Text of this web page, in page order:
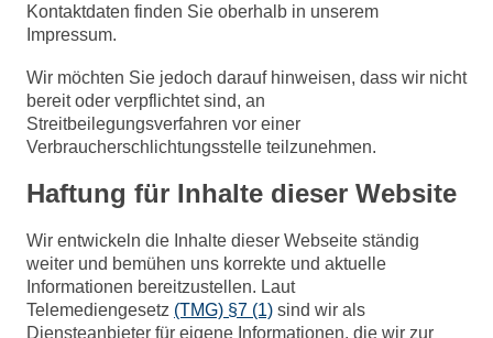
Kontaktdaten finden Sie oberhalb in unserem
Impressum.
Wir möchten Sie jedoch darauf hinweisen, dass wir nicht
bereit oder verpflichtet sind, an
Streitbeilegungsverfahren vor einer
Verbraucherschlichtungsstelle teilzunehmen.
Haftung für Inhalte dieser Website
Wir entwickeln die Inhalte dieser Webseite ständig
weiter und bemühen uns korrekte und aktuelle
Informationen bereitzustellen. Laut
Telemediengesetz (TMG) §7 (1) sind wir als
Diensteanbieter für eigene Informationen, die wir zur